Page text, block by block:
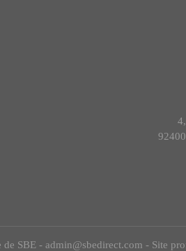
SBE - admin@sbedirect.com - Site